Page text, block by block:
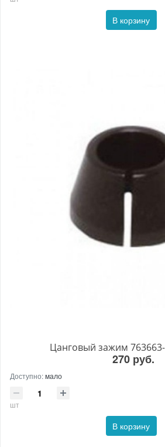
В корзину
Цанговый зажим
270 руб.
Доступно:мало
шт
В корзину